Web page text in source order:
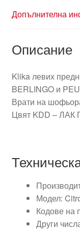
Допълнителна
Описание
Klika левих
BERLINGO и
Врати на
Цвят KDD –
Модел:
Кодове на
Други